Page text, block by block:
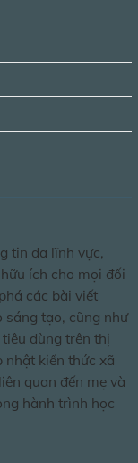
tin đa lĩnh vực,
ích cho mọi đối
các bài viết
sáng tạo, cũng như
dùng trên thị
nhật kiến thức xã
quan đến mẹ và
hành trình học